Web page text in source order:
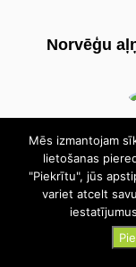
Norvēģu
Norvēģu
Mēs izmantojam
lietošanas
"Piekrītu", jūs
variet atcelt